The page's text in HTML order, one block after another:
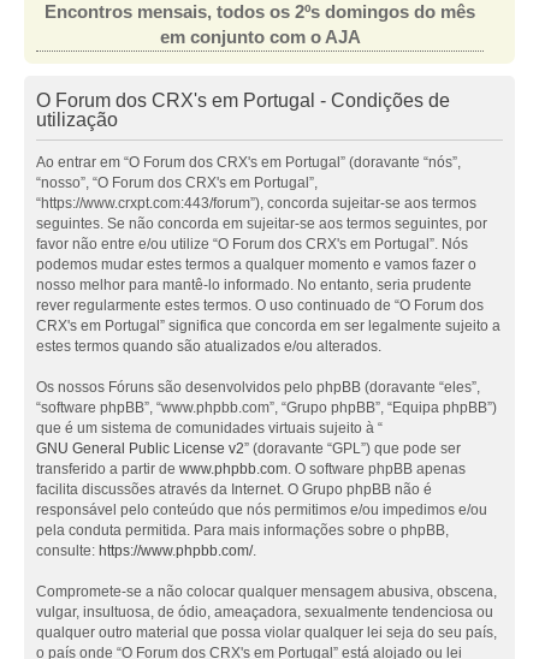
Encontros mensais, todos os 2ºs domingos do mês
em conjunto com o AJA
O Forum dos CRX's em Portugal - Condições de
utilização
Ao entrar em “O Forum dos CRX's em Portugal” (doravante “nós”,
“nosso”, “O Forum dos CRX's em Portugal”,
“https://www.crxpt.com:443/forum”), concorda sujeitar-se aos termos
seguintes. Se não concorda em sujeitar-se aos termos seguintes, por
favor não entre e/ou utilize “O Forum dos CRX's em Portugal”. Nós
podemos mudar estes termos a qualquer momento e vamos fazer o
nosso melhor para mantê-lo informado. No entanto, seria prudente
rever regularmente estes termos. O uso continuado de “O Forum dos
CRX's em Portugal” significa que concorda em ser legalmente sujeito a
estes termos quando são atualizados e/ou alterados.
Os nossos Fóruns são desenvolvidos pelo phpBB (doravante “eles”,
“software phpBB”, “www.phpbb.com”, “Grupo phpBB”, “Equipa phpBB”)
que é um sistema de comunidades virtuais sujeito à “
GNU General Public License v2” (doravante “GPL”) que pode ser
transferido a partir de www.phpbb.com. O software phpBB apenas
facilita discussões através da Internet. O Grupo phpBB não é
responsável pelo conteúdo que nós permitimos e/ou impedimos e/ou
pela conduta permitida. Para mais informações sobre o phpBB,
consulte: https://www.phpbb.com/.
Compromete-se a não colocar qualquer mensagem abusiva, obscena,
vulgar, insultuosa, de ódio, ameaçadora, sexualmente tendenciosa ou
qualquer outro material que possa violar qualquer lei seja do seu país,
o país onde “O Forum dos CRX's em Portugal” está alojado ou lei